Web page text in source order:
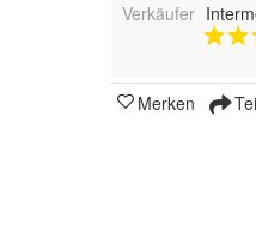
Verkäufer
Merken